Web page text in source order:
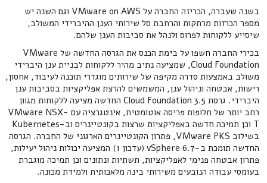
בשנה שעברה, הכריזה החברה על VMware on AWS וגם השנה יש
מספר הכרזות מרתקות והרחבת סל שירותי הענן ההיברידי המשולב,
שיסייע ללקוחות לפרוס ולנהל את סביבות הענן שלהם.
בכירי החברה חשפו על בימת הכנס את הגרסה החדשה של VMware
Cloud Foundation, שמציעה נתיב מהיר ללקוחות לבניית ענן היברידי
משולב באמצעות סדרה מקיפה של שירותים מוגדרי תוכנה לעיבוד, אחסון,
רישות, אבטחה וניהול ענן, המשמשים להרצת אפליקציות בסביבות ענן
היברידי. גרסת Cloud Foundation 3.5 החדשה מציעה ללקוחות מגוון
רחב יותר של חלופות פריסה אוטומטית, אינטגרציה עם VMware NSX-
T וכן תמיכה חדשה באפליקציות שרצות בקונטיינרים וב-Kubernetes
בשילוב VMware PKS, פתרון הקונטיינרים הארגוני של החברה. הגרסה
החדשה תומכת ב-vSphere 6.7 (עדכון 1) המציעה יכולות ניהול יעילות,
פתרון אבטחה פנימי לאפליקציות, תשתיות ונתונים וכן תמיכה מוגברת
בעומסי עבודה הנובעים משירותי בינה מלאכותית ולמידת מכונה.